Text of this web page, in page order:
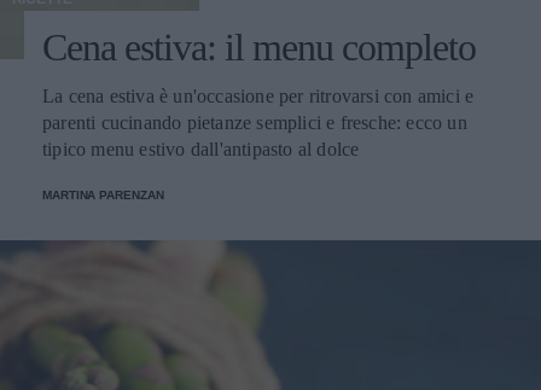
Cena estiva: il menu completo
La cena estiva è un'occasione per ritrovarsi con amici e
parenti cucinando pietanze semplici e fresche: ecco un
tipico menu estivo dall'antipasto al dolce
MARTINA PARENZAN